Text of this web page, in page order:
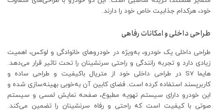
خود، هرکدام جذابیت خاص خود را دارند.
طراحی داخلی و امکانات رفاهی
طراحی داخلی یک خودرو، به‌ویژه در خودروهای خانوادگی و لوکس، اهمیت
زیادی دارد و تجربه رانندگی و راحتی سرنشینان را تحت تاثیر قرار می‌دهد.
هایما S7 در طراحی داخلی خود از متریال باکیفیت و طراحی ساده و
کاربرپسند استفاده کرده است. فضای کابین آن به‌خوبی بهینه‌سازی شده و
این خودرو دارای سیستم تهویه مطبوع، صفحه نمایش لمسی و سیستم
صوتی با کیفیت است که راحتی و رفاه سرنشینان را تضمین می‌کند.